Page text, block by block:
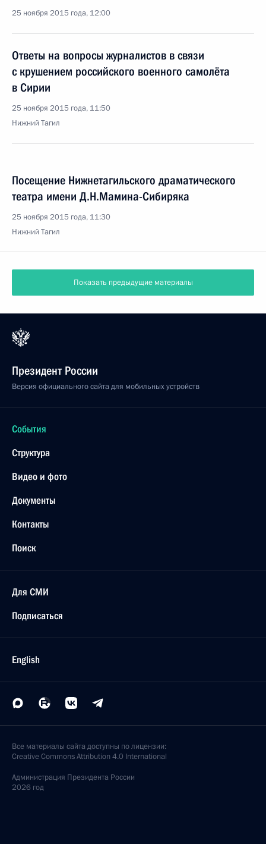
25 ноября 2015 года, 12:00
Ответы на вопросы журналистов в связи
с крушением российского военного самолёта
в Сирии
25 ноября 2015 года, 11:50
Нижний Тагил
Посещение Нижнетагильского драматического
театра имени Д.Н.Мамина-Сибиряка
25 ноября 2015 года, 11:30
Нижний Тагил
Показать предыдущие материалы
Президент России
Версия официального сайта для мобильных устройств
События
Структура
Видео и фото
Документы
Контакты
Поиск
Для СМИ
Подписаться
English
Все материалы сайта доступны по лицензии:
Creative Commons Attribution 4.0 International
Администрация Президента России
2026 год